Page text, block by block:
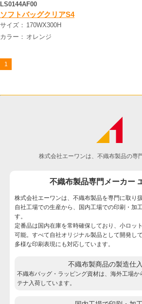
LS0144AF00
ソフトバッグクリアS4
サイズ： 170WX300H
カラー： オレンジ
1
株式会社エーワンは、不織布製品の専
不織布製品専門メーカー
株式会社エーワンは、不織布製品を専門に取り
自社工場での生産から、国内工場での印刷・加
す。
定番品は国内在庫を常時確保しており、小ロッ
可能。すべて自社オリジナル製品として開発し
多様な印刷表現にも対応しています。
不織布製商品の製造仕
不織布バッグ・ラッピング資材は、海外工場か
テナ入荷しています。